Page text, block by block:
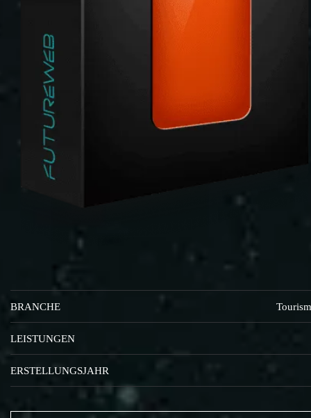
BRANCHE
LEISTUNGEN
ERSTELLUNGSJAHR